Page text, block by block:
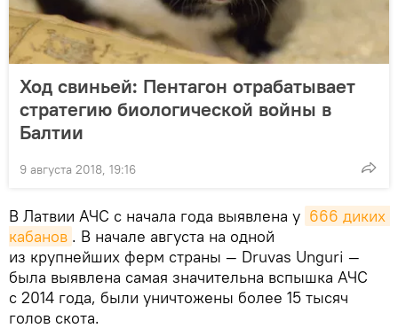
Ход свиньей: Пентагон отрабатывает
стратегию биологической войны в
Балтии
9 августа 2018, 19:16
В Латвии АЧС с начала года выявлена у 666 диких
кабанов . В начале августа на одной
из крупнейших ферм страны — Druvas Unguri —
была выявлена самая значительна вспышка АЧС
с 2014 года, были уничтожены более 15 тысяч
голов скота.